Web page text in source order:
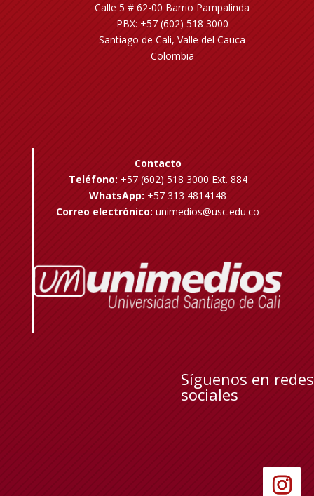
Calle 5 # 62-00 Barrio Pampalinda
PBX: +57 (602) 518 3000
Santiago de Cali, Valle del Cauca
Colombia
Contacto
Teléfono: +57 (602) 518 3000 Ext. 884
WhatsApp: +57 313 4814148
Correo electrónico: unimedios@usc.edu.co
Síguenos en redes
sociales